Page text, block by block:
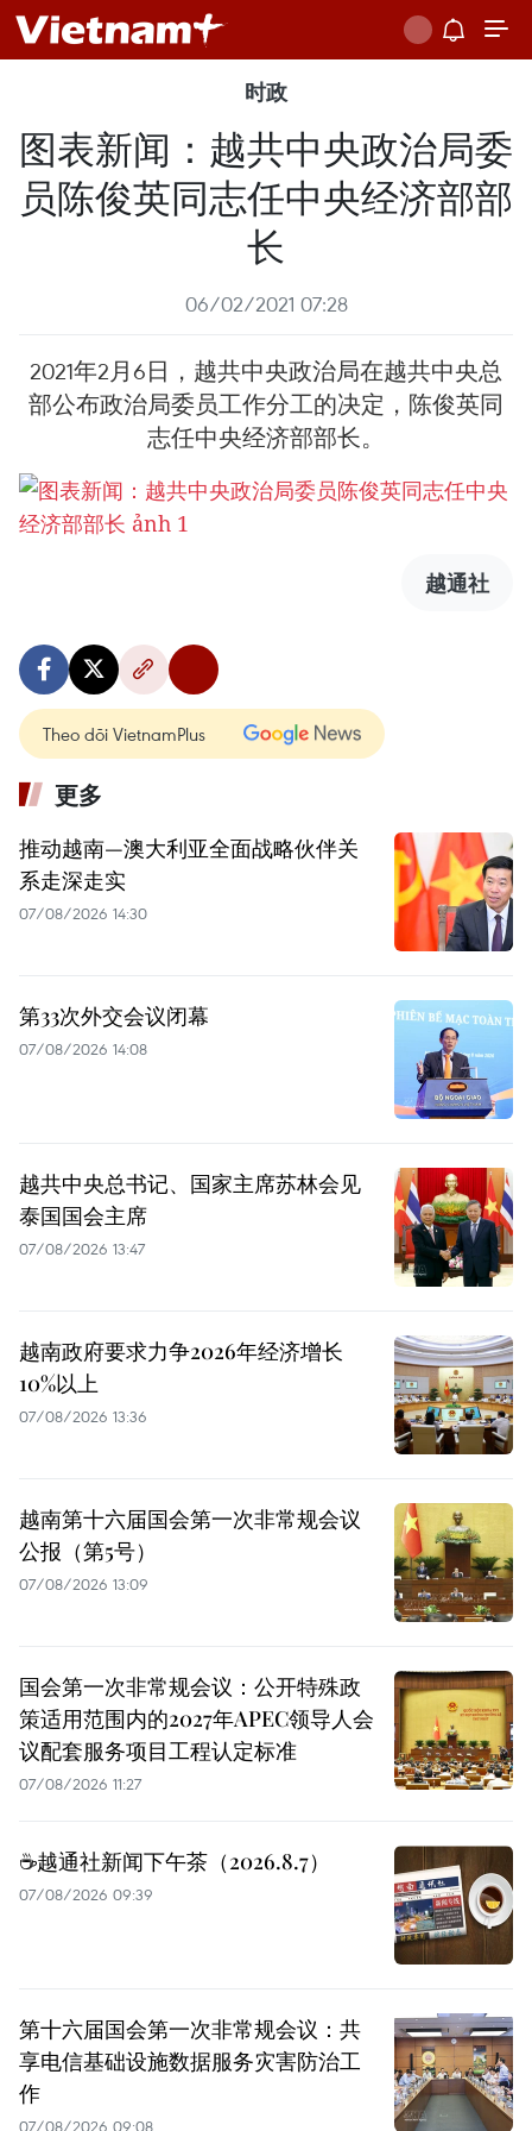
时政
图表新闻：越共中央政治局委
员陈俊英同志任中央经济部部
长
06/02/2021 07:28
2021年2月6日，越共中央政治局在越共中央总
部公布政治局委员工作分工的决定，陈俊英同
志任中央经济部部长。
越通社
Theo dõi VietnamPlus
更多
推动越南—澳大利亚全面战略伙伴关
系走深走实
07/08/2026 14:30
第33次外交会议闭幕
07/08/2026 14:08
越共中央总书记、国家主席苏林会见
泰国国会主席
07/08/2026 13:47
越南政府要求力争2026年经济增长
10%以上
07/08/2026 13:36
越南第十六届国会第一次非常规会议
公报（第5号）
07/08/2026 13:09
国会第一次非常规会议：公开特殊政
策适用范围内的2027年APEC领导人会
议配套服务项目工程认定标准
07/08/2026 11:27
☕️越通社新闻下午茶（2026.8.7）
07/08/2026 09:39
第十六届国会第一次非常规会议：共
享电信基础设施数据服务灾害防治工
作
07/08/2026 09:08